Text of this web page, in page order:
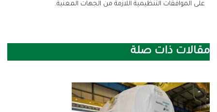
على الموافقات التنظيمية اللازمة من الجهات المعنية.
مقالات ذات صلة